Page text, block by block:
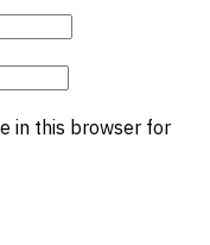
in this browser for